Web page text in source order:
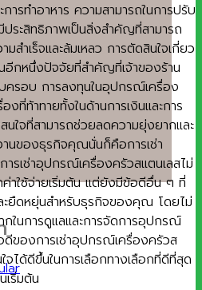
ารทำอาหาร ความสามารถในการปรับ
ระสิทธิภาพเป็นสิ่งสำคัญที่สามารถ
สำเร็จและล้มเหลว การตัดสินใจเกี่ยว
กหนึ่งปัจจัยที่สำคัญที่เจ้าของร้าน
รอบ การลงทุนในอุปกรณ์เครื่อง
งที่ท้าทายทั้งในด้านการเงินและการ
ใจที่สามารถช่วยลดความยุ่งยากและ
านของธุรกิจคุณนั่นก็คือการเช่า
รเช่าอุปกรณ์เครื่องครัวสแตนเลสไม่
าใช้จ่ายเริ่มต้น แต่ยังมีข้อดีอื่น ๆ ที่
ะยืดหยุ่นสำหรับธุรกิจของคุณ โดยไม่
ในการดูแลและการจัดการอุปกรณ์
ดีของการเช่าอุปกรณ์เครื่องครัวส
ได้ดีขึ้นในการเลือกทางเลือกที่ดีที่สุด
ริ่มต้น